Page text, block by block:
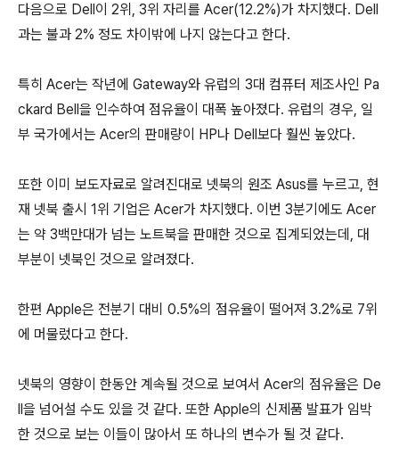
다음으로 Dell이 2위, 3위 자리를 Acer(12.2%)가 차지했다. Dell
과는 불과 2% 정도 차이밖에 나지 않는다고 한다.
특히 Acer는 작년에 Gateway와 유럽의 3대 컴퓨터 제조사인 Pa
ckard Bell을 인수하여 점유율이 대폭 높아졌다. 유럽의 경우, 일
부 국가에서는 Acer의 판매량이 HP나 Dell보다 훨씬 높았다.
또한 이미 보도자료로 알려진대로 넷북의 원조 Asus를 누르고, 현
재 넷북 출시 1위 기업은 Acer가 차지했다. 이번 3분기에도 Acer
는 약 3백만대가 넘는 노트북을 판매한 것으로 집계되었는데, 대
부분이 넷북인 것으로 알려졌다.
한편 Apple은 전분기 대비 0.5%의 점유율이 떨어져 3.2%로 7위
에 머물렀다고 한다.
넷북의 영향이 한동안 계속될 것으로 보여서 Acer의 점유율은 De
ll을 넘어설 수도 있을 것 같다. 또한 Apple의 신제품 발표가 임박
한 것으로 보는 이들이 많아서 또 하나의 변수가 될 것 같다.